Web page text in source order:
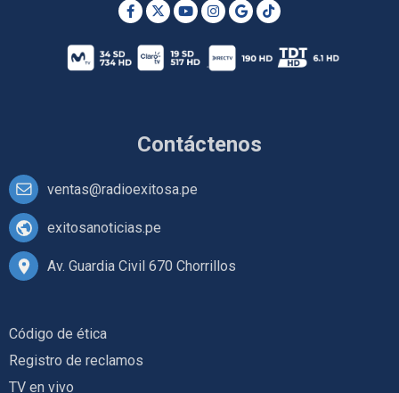
Contáctenos
ventas@radioexitosa.pe
exitosanoticias.pe
Av. Guardia Civil 670 Chorrillos
Código de ética
Registro de reclamos
TV en vivo